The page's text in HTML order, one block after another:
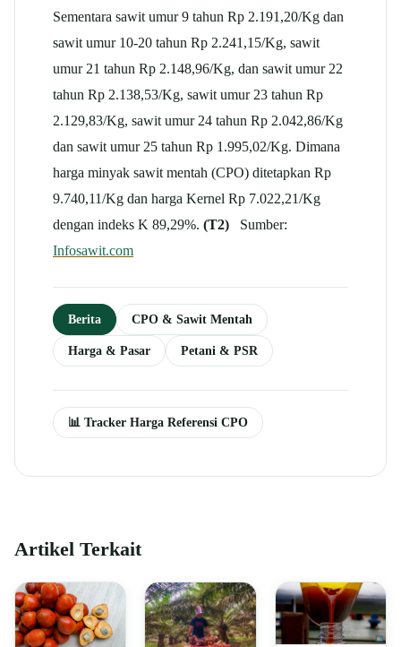
Sementara sawit umur 9 tahun Rp 2.191,20/Kg dan
sawit umur 10-20 tahun Rp 2.241,15/Kg, sawit
umur 21 tahun Rp 2.148,96/Kg, dan sawit umur 22
tahun Rp 2.138,53/Kg, sawit umur 23 tahun Rp
2.129,83/Kg, sawit umur 24 tahun Rp 2.042,86/Kg
dan sawit umur 25 tahun Rp 1.995,02/Kg. Dimana
harga minyak sawit mentah (CPO) ditetapkan Rp
9.740,11/Kg dan harga Kernel Rp 7.022,21/Kg
dengan indeks K 89,29%. (T2) Sumber:
Infosawit.com
Berita CPO & Sawit Mentah
Harga & Pasar Petani & PSR
📊 Tracker Harga Referensi CPO
Artikel Terkait